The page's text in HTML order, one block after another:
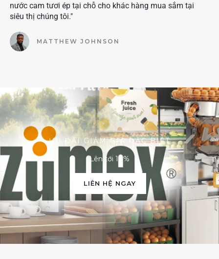
nước cam tươi ép tại chỗ cho khác hàng mua sắm tại
siêu thị chúng tôi."
MATTHEW JOHNSON
ƯU ĐÃI GIẢM GIÁ ĐẶC BIỆT
Lên tới 10%
LIÊN HỆ NGAY